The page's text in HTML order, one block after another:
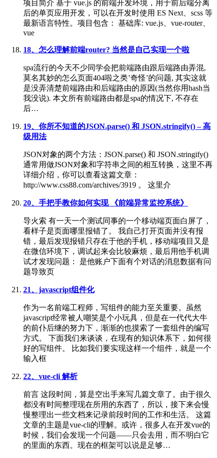
项目简介 基于 vue.js 的前端开发环境，用于前后端分离
后的单页应用开发，可以在开发时使用 ES Next、scss 等
最新语言特性。项目包含： 基础库: vue.js、vue-router、
vue
18、怎么理解前端router? 当然是自己实现一个啦
spa流行的今天不少同学会把前端路由跟后端路由弄混,
莫名其妙的怎么页面404啦之类’奇怪’的问题, 其实这就
是没弄清楚前端路由和后端路由的原因(当然你用hash当
我没说). 本文所有前端路由都是spa的情况下, 不存在
后…
19、你所不知道的JSON.parse() 和 JSON.stringify() – 高
级用法
JSON对象的两个方法：JSON.parse() 和 JSON.stringify()
通常用做JSON对象和字符串之间的相互转换，这里不再
详细介绍，你可以查看这篇文章：
http://www.css88.com/archives/3919 。 这里介
20、手把手教你如何实现 《前端异常监控系统》
导火索 有一天一个测试同事的一个移动端页面白屏了，
看样子是页面哪里报错了。 我自己打开页面并没有报
错，最后发现报错只存在于他的手机，移动端项目又是
在微信环境下，调试起来会比较麻烦，最后用他手机调
试才发现问题： 是他账户下面有个对话的消息数据有问
题导致页
21、javascript组件化
作为一名前端工程师，写组件的能力至关重要。虽然
javascript经常被人嘲笑是个小玩具，但是在一代代大牛
的前仆后继的努力下，渐渐的也摸索了一套组件的编写
方式。 下面我们来谈谈，在现有的知识体系下，如何很
好的写组件。 比如我们要实现这样一个组件，就是一个
输入框
22、vue-cli 解析
前言 这段时间，算是空出手来写几篇文章了。由于很久
都没有时间整理现在所用的东西了，所以，接下来会慢
慢整理出一些文档来记录前段时间的工作和生活。 这篇
文章的主题是vue-cli的理解。或许，很多人在开发vue的
时候，我们会发现一个问题——只会去用，而不明白它
的里面的东西。现在的框架可以说是足够…